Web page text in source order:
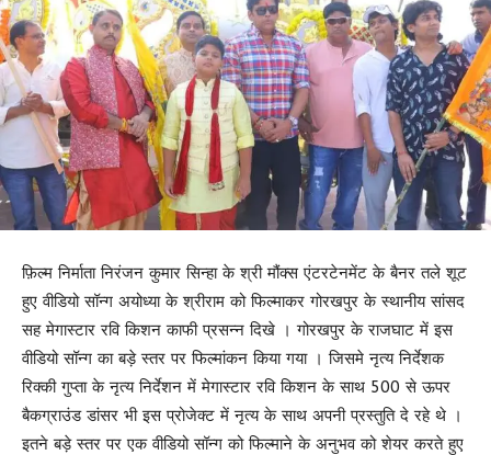
फ़िल्म निर्माता निरंजन कुमार सिन्हा के श्री मौंक्स एंटरटेनमेंट के बैनर तले शूट
हुए वीडियो सॉन्ग अयोध्या के श्रीराम को फिल्माकर गोरखपुर के स्थानीय सांसद
सह मेगास्टार रवि किशन काफी प्रसन्न दिखे । गोरखपुर के राजघाट में इस
वीडियो सॉन्ग का बड़े स्तर पर फिल्मांकन किया गया । जिसमे नृत्य निर्देशक
रिक्की गुप्ता के नृत्य निर्देशन में मेगास्टार रवि किशन के साथ 500 से ऊपर
बैकग्राउंड डांसर भी इस प्रोजेक्ट में नृत्य के साथ अपनी प्रस्तुति दे रहे थे ।
इतने बड़े स्तर पर एक वीडियो सॉन्ग को फिल्माने के अनुभव को शेयर करते हुए